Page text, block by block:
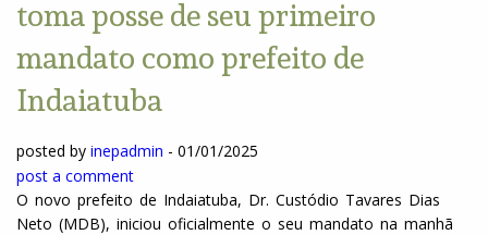
toma posse de seu primeiro
mandato como prefeito de
Indaiatuba
posted by inepadmin - 01/01/2025
post a comment
O novo prefeito de Indaiatuba, Dr. Custódio Tavares Dias
Neto (MDB), iniciou oficialmente o seu mandato na manhã